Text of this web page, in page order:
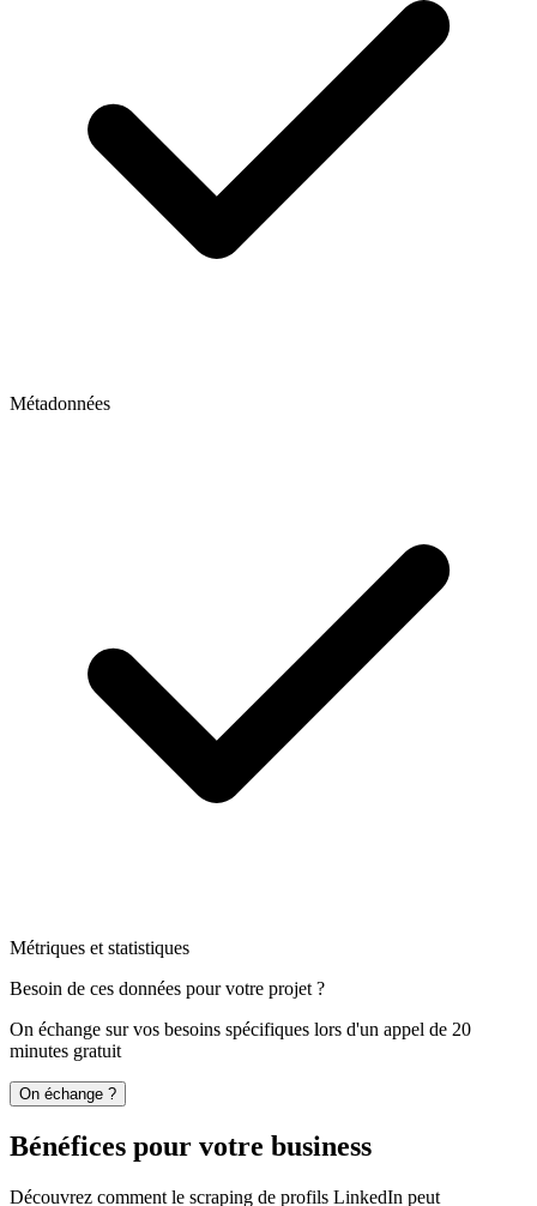
Métadonnées
Métriques et statistiques
Besoin de ces données pour votre projet ?
On échange sur vos besoins spécifiques lors d'un appel de 20
minutes gratuit
On échange ?
Bénéfices pour votre business
Découvrez comment le scraping de profils LinkedIn peut